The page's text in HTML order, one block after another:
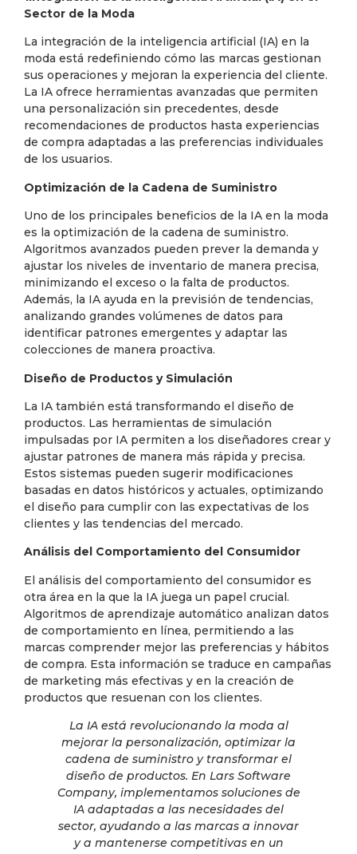
Sector de la Moda
La integración de la inteligencia artificial (IA) en la
moda está redefiniendo cómo las marcas gestionan
sus operaciones y mejoran la experiencia del cliente.
La IA ofrece herramientas avanzadas que permiten
una personalización sin precedentes, desde
recomendaciones de productos hasta experiencias
de compra adaptadas a las preferencias individuales
de los usuarios.
Optimización de la Cadena de Suministro
Uno de los principales beneficios de la IA en la moda
es la optimización de la cadena de suministro.
Algoritmos avanzados pueden prever la demanda y
ajustar los niveles de inventario de manera precisa,
minimizando el exceso o la falta de productos.
Además, la IA ayuda en la previsión de tendencias,
analizando grandes volúmenes de datos para
identificar patrones emergentes y adaptar las
colecciones de manera proactiva.
Diseño de Productos y Simulación
La IA también está transformando el diseño de
productos. Las herramientas de simulación
impulsadas por IA permiten a los diseñadores crear y
ajustar patrones de manera más rápida y precisa.
Estos sistemas pueden sugerir modificaciones
basadas en datos históricos y actuales, optimizando
el diseño para cumplir con las expectativas de los
clientes y las tendencias del mercado.
Análisis del Comportamiento del Consumidor
El análisis del comportamiento del consumidor es
otra área en la que la IA juega un papel crucial.
Algoritmos de aprendizaje automático analizan datos
de comportamiento en línea, permitiendo a las
marcas comprender mejor las preferencias y hábitos
de compra. Esta información se traduce en campañas
de marketing más efectivas y en la creación de
productos que resuenan con los clientes.
La IA está revolucionando la moda al
mejorar la personalización, optimizar la
cadena de suministro y transformar el
diseño de productos. En Lars Software
Company, implementamos soluciones de
IA adaptadas a las necesidades del
sector, ayudando a las marcas a innovar
y a mantenerse competitivas en un